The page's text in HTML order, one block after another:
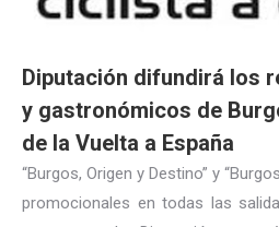
Diputación difundirá los
y gastronómicos de
de la Vuelta a España
“Burgos, Origen y Destino” y
promocionales en todas las